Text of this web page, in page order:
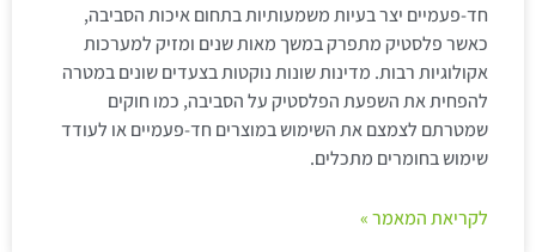
חד-פעמיים יצר בעיות משמעותיות בתחום איכות הסביבה,
כאשר פלסטיק מתפרק במשך מאות שנים ומזיק למערכות
אקולוגיות רבות. מדינות שונות נוקטות בצעדים שונים במטרה
להפחית את השפעת הפלסטיק על הסביבה, כמו חוקים
שמטרתם לצמצם את השימוש במוצרים חד-פעמיים או לעודד
שימוש בחומרים מתכלים.
לקריאת המאמר »